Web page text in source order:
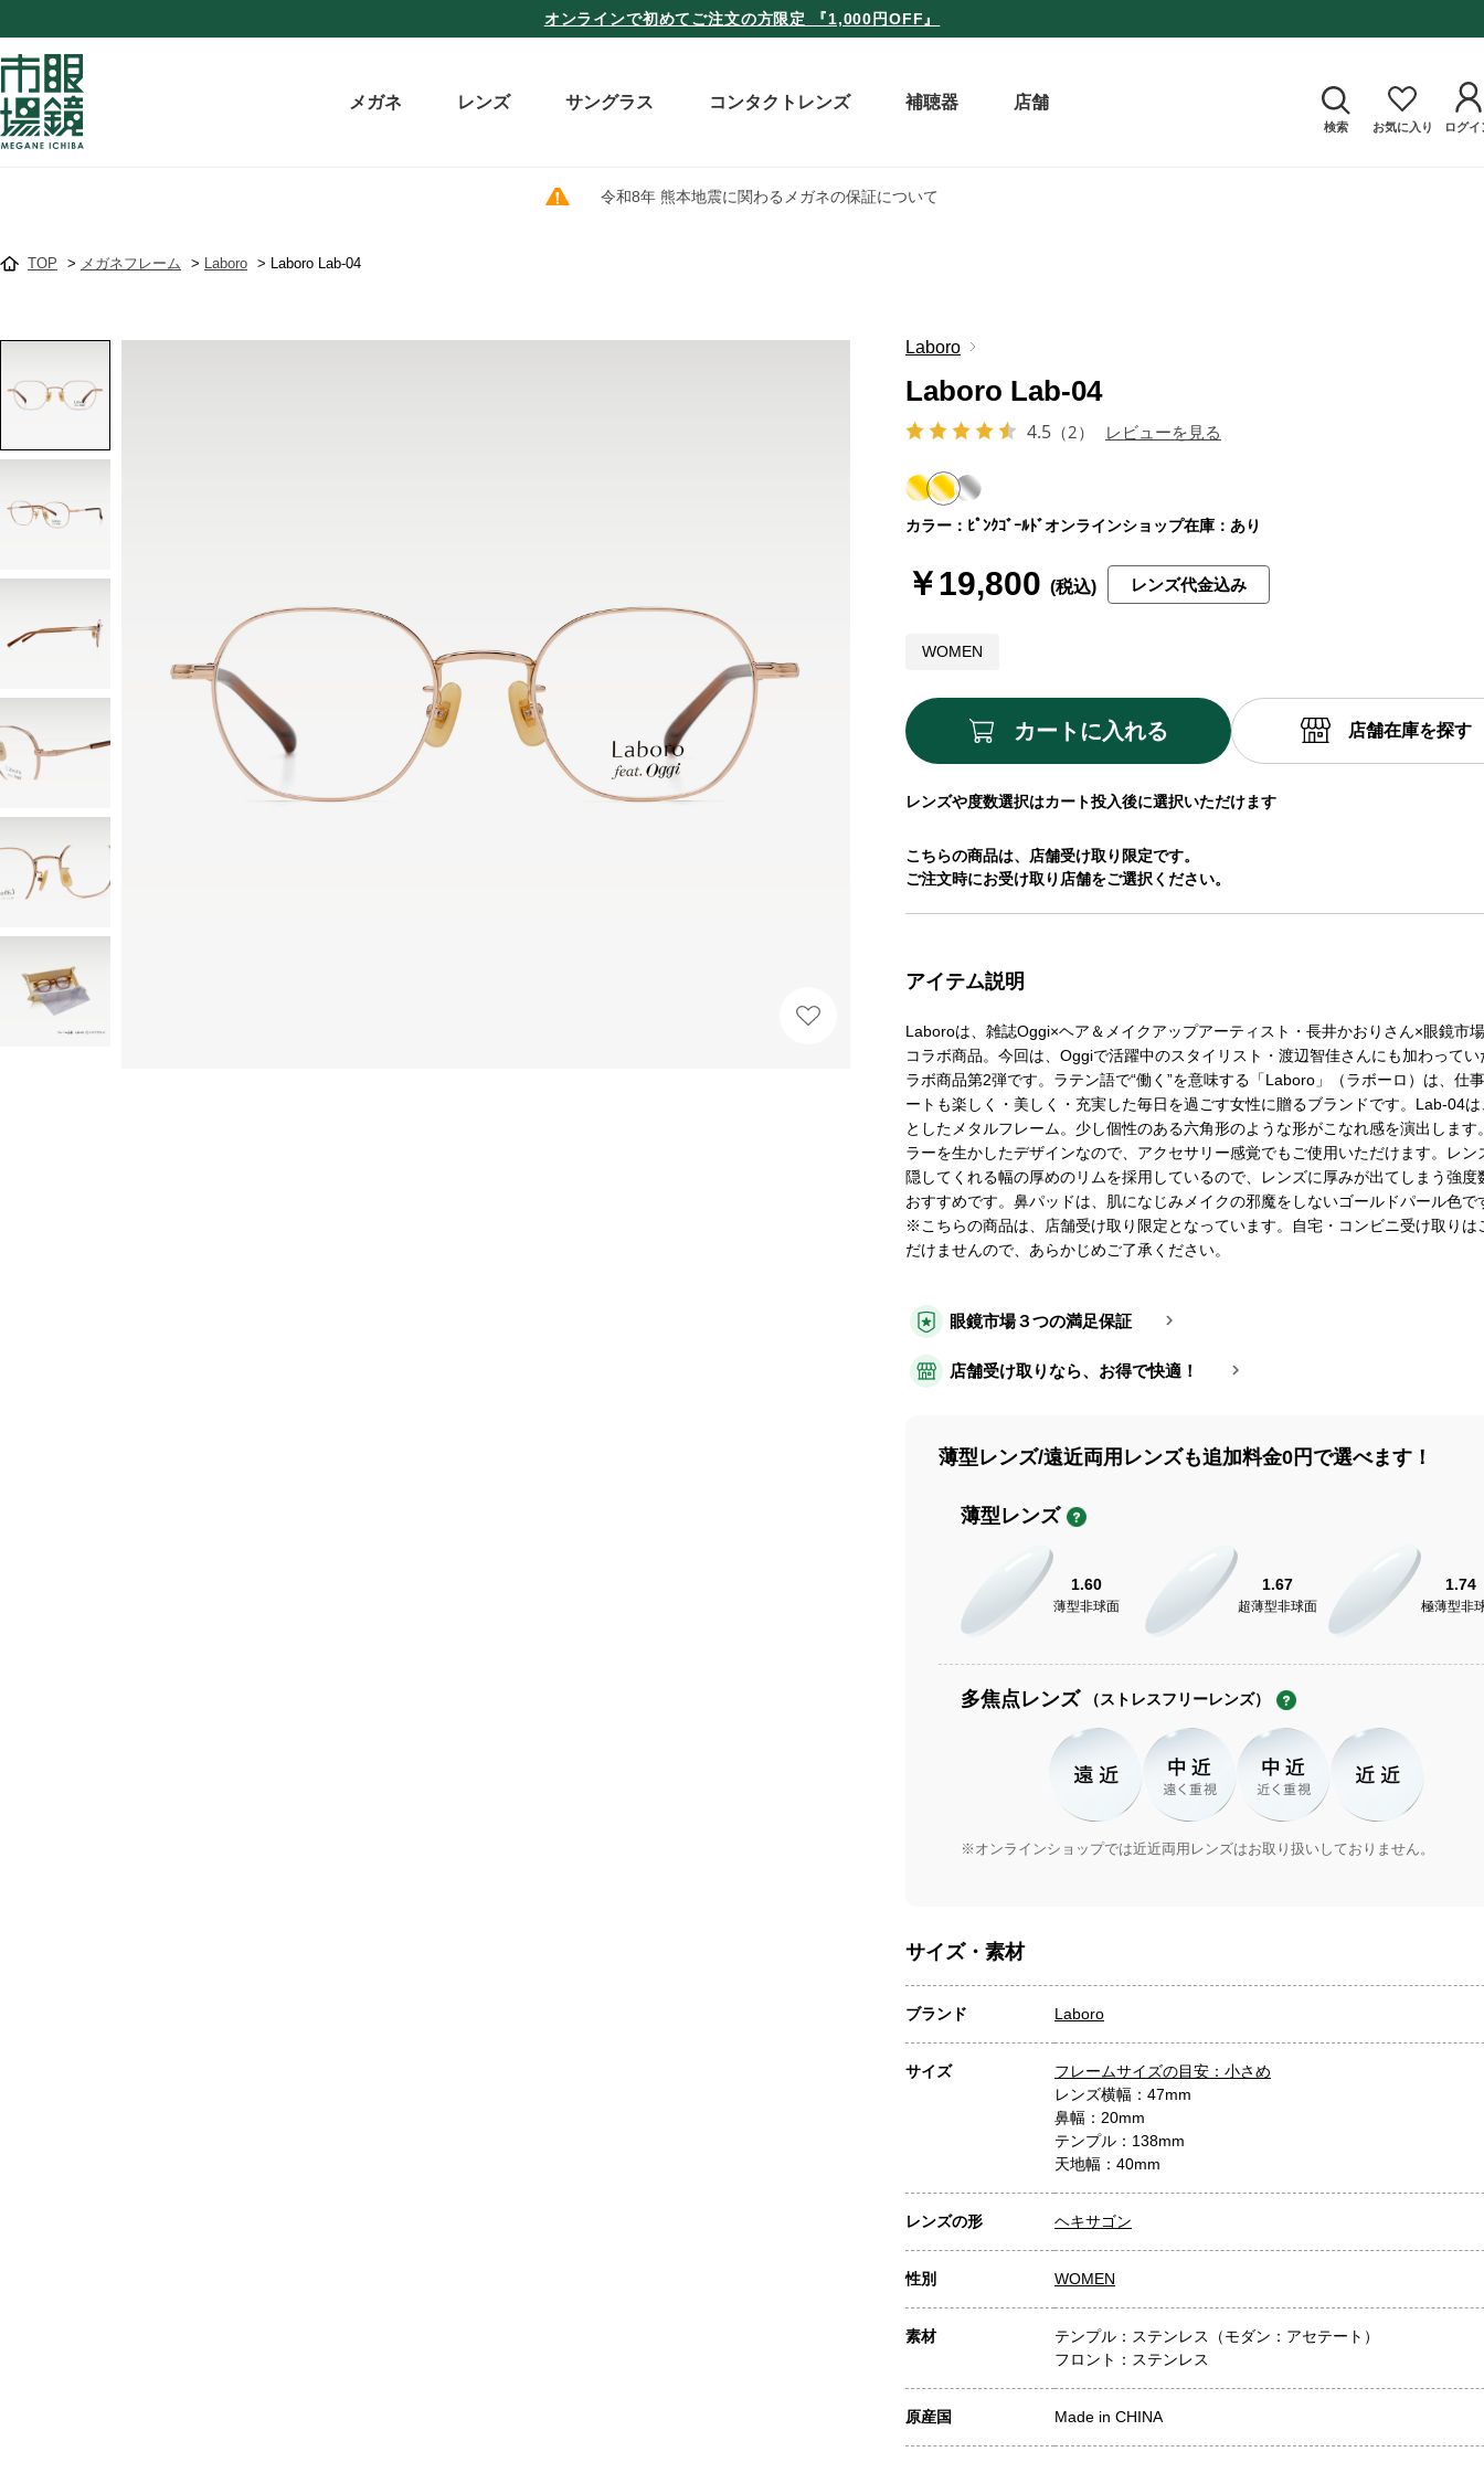
オンラインで初めてご注文の方限定 『1,000円OFF』
メガネ レンズ サングラス コンタクトレンズ 補聴器 店舗
検索 お気に入り ログイ
令和8年 熊本地震に関わるメガネの保証について
TOP > メガネフレーム > Laboro > Laboro Lab-04
レンズや度数選択はカート投入後に選択いただけます
Laboro
カラー：ﾋﾟﾝｸｺﾞｰﾙﾄﾞオンラインショップ在庫：あり
サイズ・素材
ブランド Laboro
サイズ
フレームサイズの目安：小さめ
レンズ横幅：47mm
鼻幅：20mm
テンプル：138mm
天地幅：40mm
レンズの形 ヘキサゴン
性別 WOMEN
素材
テンプル：ステンレス（モダン：アセテート）
フロント：ステンレス
原産国 Made in CHINA
眼鏡市場３つの満足保証
店舗受け取りなら、お得で快適！
薄型レンズ/遠近両用レンズも追加料金0円で選べます！
薄型レンズ
1.60
薄型非球面
1.67
超薄型非球面
1.74
極薄型非
多焦点レンズ （ストレスフリーレンズ）
※オンラインショップでは近近両用レンズはお取り扱いしておりません。
こちらの商品は、店舗受け取り限定です。
ご注文時にお受け取り店舗をご選択ください。
￥19,800 レンズ代金込み
WOMEN
Laboro Lab-04
4.5 （2） レビューを見る
アイテム説明
Laboroは、雑誌Oggi×ヘア＆メイクアップアーティスト・長井かおりさん×眼鏡市
コラボ商品。今回は、Oggiで活躍中のスタイリスト・渡辺智佳さんにも加わって
ラボ商品第2弾です。ラテン語で“働く”を意味する「Laboro」（ラボーロ）は、仕
ートも楽しく・美しく・充実した毎日を過ごす女性に贈るブランドです。Lab-04
としたメタルフレーム。少し個性のある六角形のような形がこなれ感を演出します
ラーを生かしたデザインなので、アクセサリー感覚でもご使用いただけます。レン
隠してくれる幅の厚めのリムを採用しているので、レンズに厚みが出てしまう強度
おすすめです。鼻パッドは、肌になじみメイクの邪魔をしないゴールドパール色で
※こちらの商品は、店舗受け取り限定となっています。自宅・コンビニ受け取りは
だけませんので、あらかじめご了承ください。
カートに入れる 店舗在庫を探す